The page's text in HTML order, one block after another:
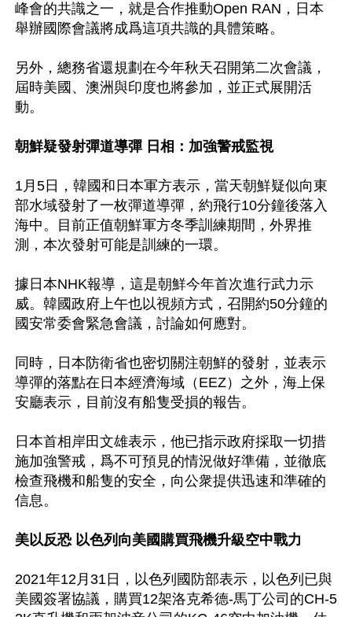
峰會的共識之一，就是合作推動Open RAN，日本
舉辦國際會議將成爲這項共識的具體策略。
另外，總務省還規劃在今年秋天召開第二次會議，
屆時美國、澳洲與印度也將參加，並正式展開活
動。
朝鮮疑發射彈道導彈 日相：加強警戒監視
1月5日，韓國和日本軍方表示，當天朝鮮疑似向東
部水域發射了一枚彈道導彈，約飛行10分鐘後落入
海中。目前正值朝鮮軍方冬季訓練期間，外界推
測，本次發射可能是訓練的一環。
據日本NHK報導，這是朝鮮今年首次進行武力示
威。韓國政府上午也以視頻方式，召開約50分鐘的
國安常委會緊急會議，討論如何應對。
同時，日本防衛省也密切關注朝鮮的發射，並表示
導彈的落點在日本經濟海域（EEZ）之外，海上保
安廳表示，目前沒有船隻受損的報告。
日本首相岸田文雄表示，他已指示政府採取一切措
施加強警戒，爲不可預見的情況做好準備，並徹底
檢查飛機和船隻的安全，向公衆提供迅速和準確的
信息。
美以反恐 以色列向美國購買飛機升級空中戰力
2021年12月31日，以色列國防部表示，以色列已與
美國簽署協議，購買12架洛克希德-馬丁公司的CH-5